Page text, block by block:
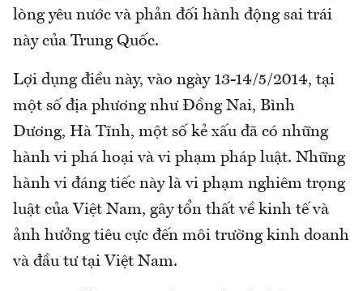
lòng yêu nước và phản đối hành động sai trái
này của Trung Quốc.
Lợi dụng điều này, vào ngày 13-14/5/2014, tại
một số địa phương như Đồng Nai, Bình
Dương, Hà Tĩnh, một số kẻ xấu đã có những
hành vi phá hoại và vi phạm pháp luật. Những
hành vi đáng tiếc này là vi phạm nghiêm trọng
luật của Việt Nam, gây tổn thất về kinh tế và
ảnh hưởng tiêu cực đến môi trường kinh doanh
và đầu tư tại Việt Nam.